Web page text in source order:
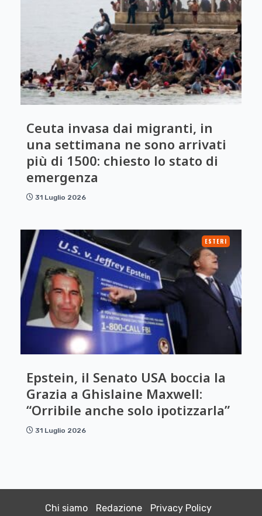
Ceuta invasa dai migranti, in
una settimana ne sono arrivati
più di 1500: chiesto lo stato di
emergenza
31 Luglio 2026
ESTERI
Epstein, il Senato USA boccia la
Grazia a Ghislaine Maxwell:
“Orribile anche solo ipotizzarla”
31 Luglio 2026
Chi siamo Redazione Privacy Policy